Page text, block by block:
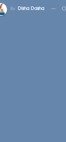
By Disha Dasha